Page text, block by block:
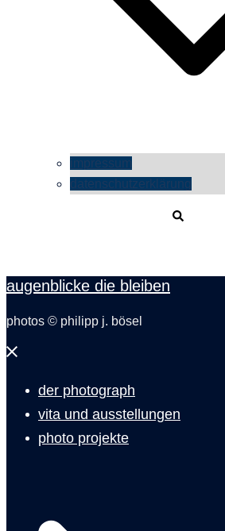
impressum
datenschutzerklärung
augenblicke die bleiben
photos © philipp j. bösel
Menü
der photograph
vita und ausstellungen
photo projekte